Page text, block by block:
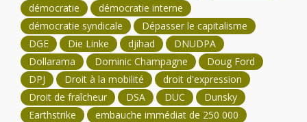
démocratie
démocratie interne
démocratie syndicale
Dépasser le capitalisme
DGE
Die Linke djihad
DNUDPA
Dollarama
Dominic Champagne
Doug Ford
DPJ
Droit à la mobilité
droit d'expression
Droit de fraîcheur
DSA DUC
Dunsky
Earthstrike
embauche immédiat de 250 000